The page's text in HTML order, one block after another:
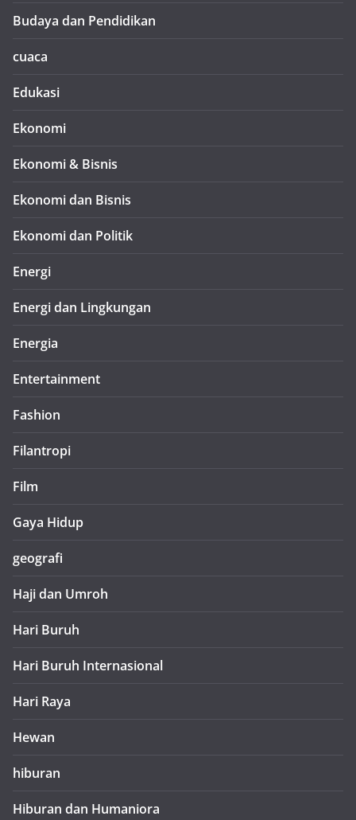
Budaya dan Pendidikan
cuaca
Edukasi
Ekonomi
Ekonomi & Bisnis
Ekonomi dan Bisnis
Ekonomi dan Politik
Energi
Energi dan Lingkungan
Energia
Entertainment
Fashion
Filantropi
Film
Gaya Hidup
geografi
Haji dan Umroh
Hari Buruh
Hari Buruh Internasional
Hari Raya
Hewan
hiburan
Hiburan dan Humaniora